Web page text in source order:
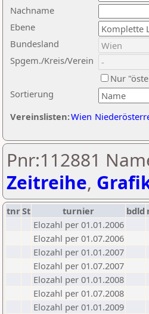
Nachname
Ebene
Sortierung
Bundesland
Spgem./Kreis/Verein
Nur
Vereinslisten:Wien
Pnr:112881
Zeitreihe,
tnrSt turnier bdld
Elozahl per 01.01.2006
Elozahl per 01.07.2006
Elozahl per 01.01.2007
Elozahl per 01.07.2007
Elozahl per 01.01.2008
Elozahl per 01.07.2008
Elozahl per 01.01.2009